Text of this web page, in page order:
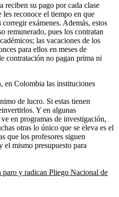
reciben su pago por cada clase
les reconoce el tiempo en que
exámenes. Además, estos
remunerado, pues los contratan
las vacaciones de los
para ellos en meses de
contratación no pagan prima ni
en Colombia las instituciones
de lucro. Si estas tienen
Y en algunas
en programas de investigación,
otras lo único que se eleva es el
que los profesores siguen
el mismo presupuesto para
paro y radican Pliego Nacional de